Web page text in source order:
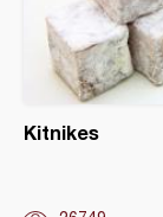
Kitnikes